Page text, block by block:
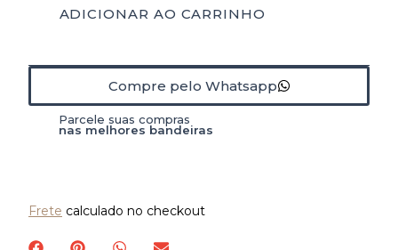
ADICIONAR AO CARRINHO
Compre pelo Whatsapp
Parcele suas compras
nas melhores bandeiras
Frete calculado no checkout